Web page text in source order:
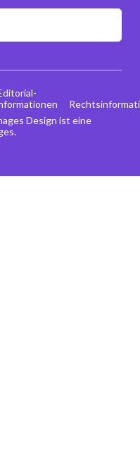
Design ist eine